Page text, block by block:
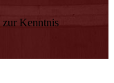
zur Kenntnis